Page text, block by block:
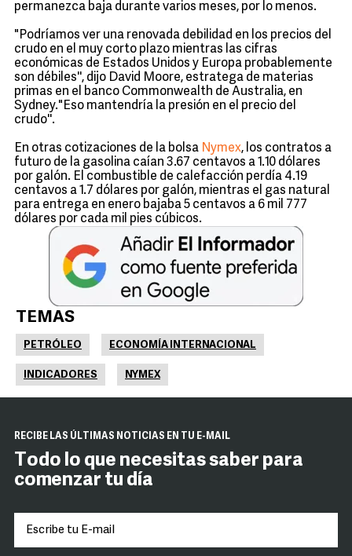
permanezca baja durante varios meses, por lo menos.
"Podríamos ver una renovada debilidad en los precios del
crudo en el muy corto plazo mientras las cifras
económicas de Estados Unidos y Europa probablemente
son débiles'', dijo David Moore, estratega de materias
primas en el banco Commonwealth de Australia, en
Sydney."Eso mantendría la presión en el precio del
crudo''.
En otras cotizaciones de la bolsa Nymex, los contratos a
futuro de la gasolina caían 3.67 centavos a 1.10 dólares
por galón. El combustible de calefacción perdía 4.19
centavos a 1.7 dólares por galón, mientras el gas natural
para entrega en enero bajaba 5 centavos a 6 mil 777
dólares por cada mil pies cúbicos.
TEMAS
PETRÓLEO ECONOMÍA INTERNACIONAL
INDICADORES NYMEX
RECIBE LAS ÚLTIMAS NOTICIAS EN TU E-MAIL
Todo lo que necesitas saber para
comenzar tu día